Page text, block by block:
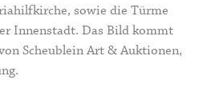
sowie die Türme
Innenstadt. Das Bild kommt
Scheublein Art & Auktionen,